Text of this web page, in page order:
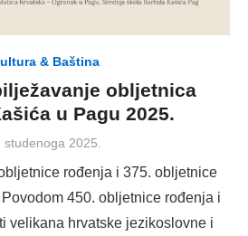
& Baština
obljetnica
u Pagu 2025.
studenoga 2025.
rođenja i 375. obljetnice
450. obljetnice rođenja i
velikana hrvatske jezikoslovne i